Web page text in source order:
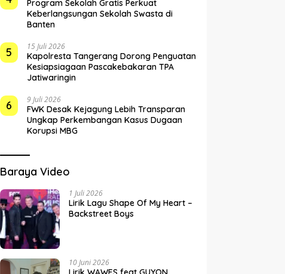
Program Sekolah Gratis Perkuat
Keberlangsungan Sekolah Swasta di
Banten
5 15 Juli 2026
Kapolresta Tangerang Dorong Penguatan
Kesiapsiagaan Pascakebakaran TPA
Jatiwaringin
6 9 Juli 2026
FWK Desak Kejagung Lebih Transparan
Ungkap Perkembangan Kasus Dugaan
Korupsi MBG
Baraya Video
1 Juli 2026
Lirik Lagu Shape Of My Heart –
Backstreet Boys
10 Juni 2026